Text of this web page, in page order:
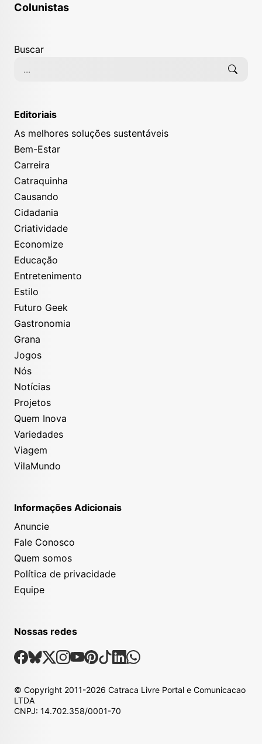
Colunistas
Buscar
Editoriais
As melhores soluções sustentáveis
Bem-Estar
Carreira
Catraquinha
Causando
Cidadania
Criatividade
Economize
Educação
Entretenimento
Estilo
Futuro Geek
Gastronomia
Grana
Jogos
Nós
Notícias
Projetos
Quem Inova
Variedades
Viagem
VilaMundo
Informações Adicionais
Anuncie
Fale Conosco
Quem somos
Política de privacidade
Equipe
Nossas redes
Nossas Redes Sociais
Facebook
Bsky
X Instagram
Youtube
Pinterest
TiktokLinkedin
Whatsapp
© Copyright 2011-2026 Catraca Livre Portal e Comunicacao
LTDA
CNPJ: 14.702.358/0001-70